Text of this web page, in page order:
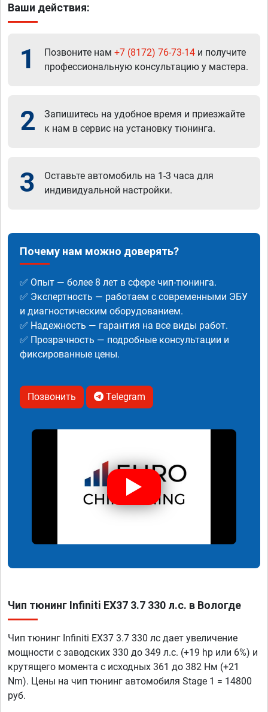
Ваши действия:
1 Позвоните нам +7 (8172) 76-73-14 и получите
профессиональную консультацию у мастера.
2
Запишитесь на удобное время и приезжайте
к нам в сервис на установку тюнинга.
3
Оставьте автомобиль на 1-3 часа для
индивидуальной настройки.
Почему нам можно доверять?
✅ Опыт — более 8 лет в сфере чип-тюнинга.
✅ Экспертность — работаем с современными ЭБУ
и диагностическим оборудованием.
✅ Надежность — гарантия на все виды работ.
✅ Прозрачность — подробные консультации и
фиксированные цены.
Позвонить Telegram
Чип тюнинг Infiniti EX37 3.7 330 л.с. в Вологде
Чип тюнинг Infiniti EX37 3.7 330 лс дает увеличение
мощности с заводских 330 до 349 л.с. (+19 hp или 6%) и
крутящего момента с исходных 361 до 382 Нм (+21
Nm). Цены на чип тюнинг автомобиля Stage 1 = 14800
руб.